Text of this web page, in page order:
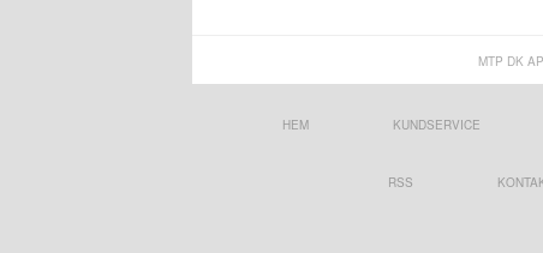
MTP DK
HEM KUNDSERVICE
RSS